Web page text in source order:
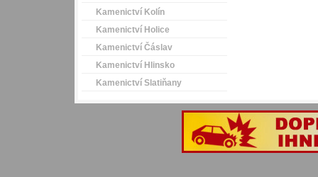
Kamenictví Kolín
Kamenictví Holice
Kamenictví Čáslav
Kamenictví Hlinsko
Kamenictví Slatiňany